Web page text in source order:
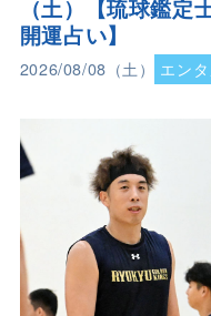
（土）【琉球鑑定
開運占い】
2026/08/08（土） エンタ